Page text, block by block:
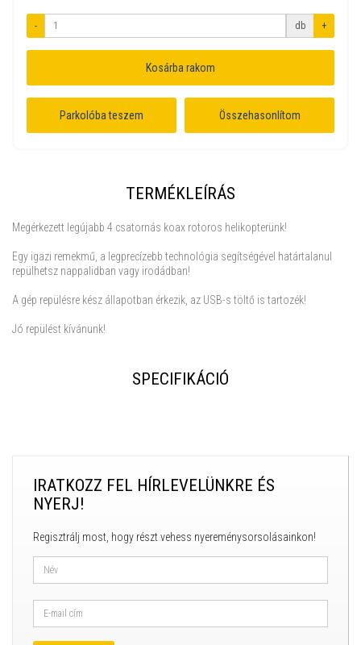
- db +
Kosárba rakom
Parkolóba teszem Összehasonlítom
TERMÉKLEÍRÁS
Megérkezett legújabb 4 csatornás koax rotoros helikopterünk!
Egy igazi remekmű, a legprecízebb technológia segítségével határtalanul
repülhetsz nappalidban vagy irodádban!
A gép repülésre kész állapotban érkezik, az USB-s töltő is tartozék!
Jó repülést kívánunk!
SPECIFIKÁCIÓ
IRATKOZZ FEL HÍRLEVELÜNKRE ÉS
NYERJ!
Regisztrálj most, hogy részt vehess nyereménysorsolásainkon!